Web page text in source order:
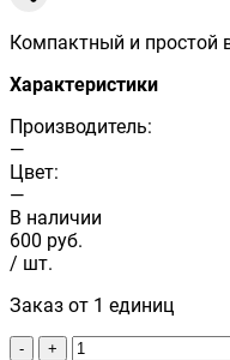
Компактный и простой
Характеристики
Производитель:
—
Цвет:
—
В наличии
600 руб.
/ шт.
Заказ от 1 единиц
- +